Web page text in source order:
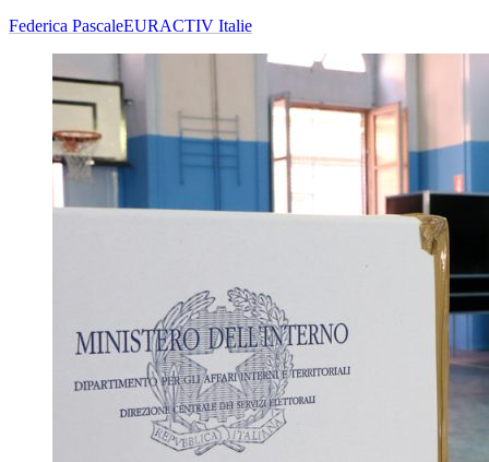
Federica PascaleEURACTIV Italie